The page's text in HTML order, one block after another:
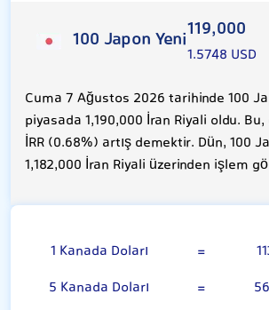
100 Japon Yeni119,000
1.5748 USD
Cuma 7 Ağustos 2026 tarihinde 100
piyasada 1,190,000 İran Riyali oldu.
İRR (0.68%) artış demektir. Dün, 100
1,182,000 İran Riyali üzerinden işlem
1 Kanada Doları =
5 Kanada Doları
=